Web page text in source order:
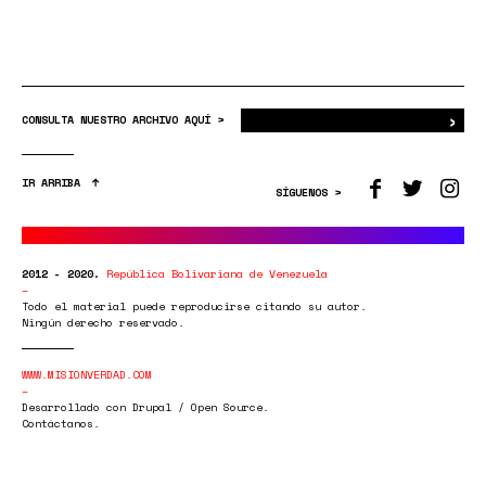
CONSULTA NUESTRO ARCHIVO AQUÍ > ›
IR ARRIBA
SÍGUENOS >
2012 - 2020. República Bolivariana de Venezuela
Todo el material puede reproducirse citando su autor.
Ningún derecho reservado.
WWW.MISIONVERDAD.COM
Desarrollado con Drupal / Open Source.
Contáctanos.